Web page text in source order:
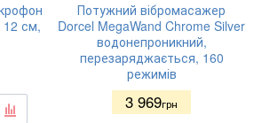
12 см,
Потужний вібромасажер
Dorcel MegaWand Chrome Silver
водонепроникний,
перезаряджається, 160
режимів
3 969грн